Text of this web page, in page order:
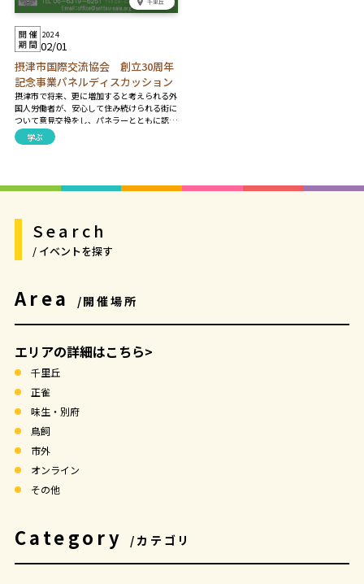
2024
02/01
摂津市国際交流協会 創立30周年
記念事業パネルディスカッション
摂津市で将来、更に増加すると考えられる外
国人労働者が、安心して住み続けられる街に
ついて意見交換をし、パネラーとともに認識
を深めて共生のためのヒントを見つけません
か。 【プログラム】 〈第一部〉午後2時～午
学ぶ
Search
/ イベントを探す
Area /開催場所
エリアの詳細はこちら>
千里丘
正雀
味生・別府
鳥飼
市外
オンライン
その他
Category /カテゴリ